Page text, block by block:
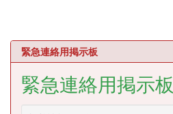
緊急連絡用掲示板
緊急連絡用掲示板